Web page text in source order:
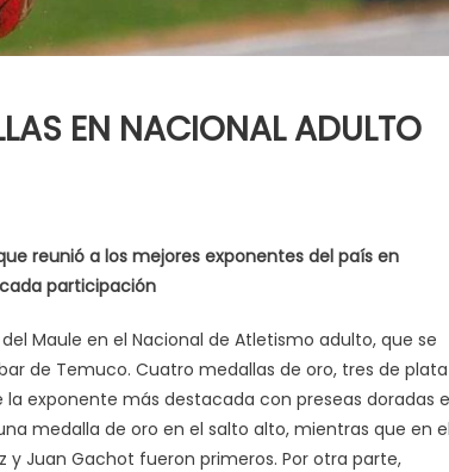
EN NACIONAL ADULTO
reunió a los mejores exponentes del país en
participación
Maule en el Nacional de Atletismo adulto, que se
de Temuco. Cuatro medallas de oro, tres de plata
exponente más destacada con preseas doradas
medalla de oro en el salto alto, mientras que en
y Juan Gachot fueron primeros. Por otra parte,